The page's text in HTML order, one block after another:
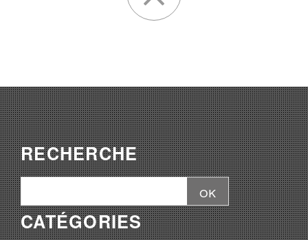
RECHERCHE
CATÉGORIES